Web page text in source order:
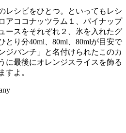
レシピをひとつ。といってもレシ
アココナッツラム１、パイナップ
ースをそれぞれ２、氷を入れたグ
とり分40ml、80ml、80mlが目安で
ジパンチ」と名付けられたこのカ
に最後にオレンジスライスを飾る
すよ。